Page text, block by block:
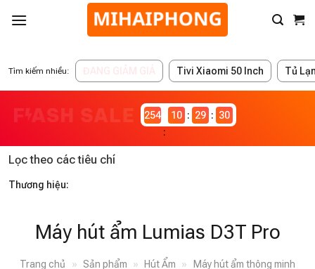
Tìm kiếm nhiều: ĐANG GIẢM GIÁ Tivi Xiaomi 50 Inch Tủ
2546980
10 29 30
Lọc theo các tiêu chí
Thương hiệu:
Máy hút ẩm Lumias D3T Pro
Trang chủ » Sản phẩm » Hút Ẩm »
Máy hút ẩm thông minh